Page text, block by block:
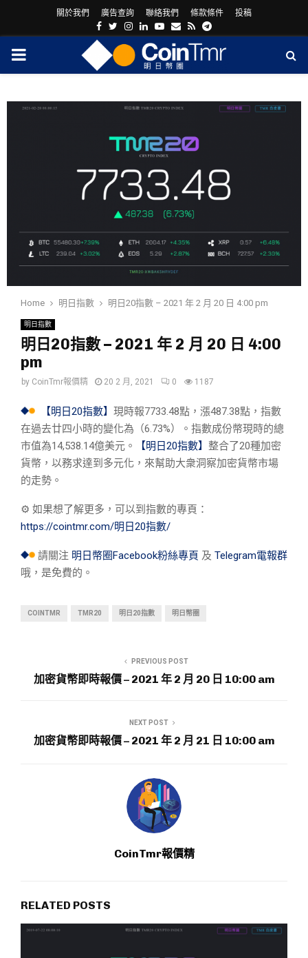
關於我們 廣告查詢 聯絡我們 條款條件 投稿
Facebook
Twitter
Instagram
LinkedinYoutube
Email
RssTelegram
PRIMARY
Home 明日指數 明日20指數 – 2021 年 2 月 20 日 4:00 pm
明日指數
明日20指數 – 2021 年 2 月 20 日 4:00
pm
by CoinTmr報價精 20 2 月, 2021 0 1187
【明日20指數】 現時報7733.48點，漲487.38點，指數
在過去廿四小時的變化為（6.73%）。指數成份幣現時的總
市值為14,538.14億美元。
【明日20指數】 整合了20種加密
貨幣，以務求達到多元化，來幫助大衆洞察加密貨幣市場
的走勢。
⚙︎ 如果想了解更多，可以到指數的專頁：
https://cointmr.com/明日20指數/
請關注 明日幣圈Facebook粉絲專頁 及 Telegram電報群
哦，是免費的。
COINTMR TMR20 明日20指數 明日幣圈
PREVIOUS POST
加密貨幣即時報價 – 2021 年 2 月 20 日 10:00 am
NEXT POST
加密貨幣即時報價 – 2021 年 2 月 21 日 10:00 am
CoinTmr報價精
RELATED POSTS